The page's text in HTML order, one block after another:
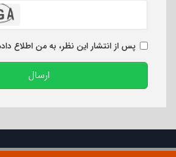
پس از انتشار این نظر، به من اطلاع
ارسال